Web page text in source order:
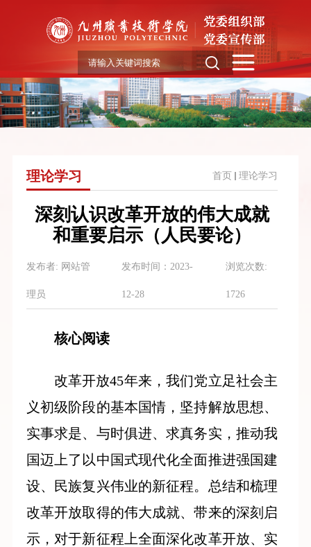
理论学习 首页 理论学习
深刻认识改革开放的伟大成就
和重要启示（人民要论）
发布者: 网站管
理员
发布时间： 2023-
12-28
浏览次数:
1726
核心阅读
改革开放45年来，我们党立足社会主
义初级阶段的基本国情，坚持解放思想、
实事求是、与时俱进、求真务实，推动我
国迈上了以中国式现代化全面推进强国建
设、民族复兴伟业的新征程。总结和梳理
改革开放取得的伟大成就、带来的深刻启
示，对于新征程上全面深化改革开放、实